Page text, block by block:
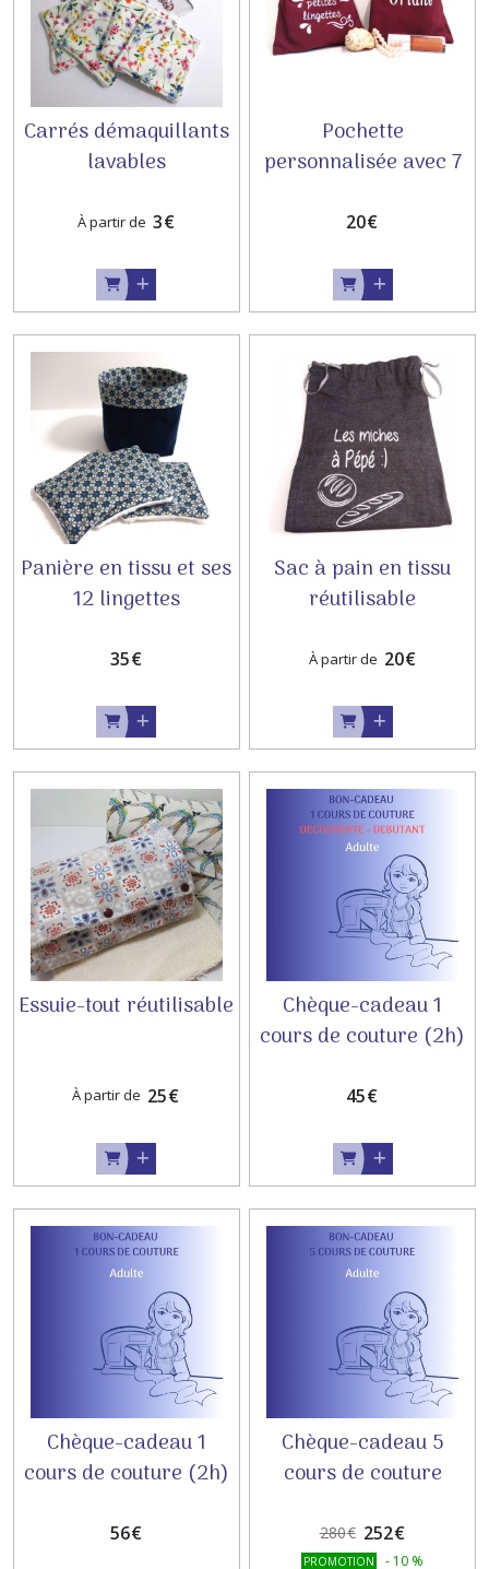
Carrés démaquillants
lavables
À partir de 3€
Pochette
personnalisée avec 7
démaquillantes
20€
Panière en tissu et ses
12 lingettes
lavables
35€
Sac à pain en tissu
réutilisable
À partir de 20€
Essuie-tout réutilisable
À partir de 25€
Chèque-cadeau 1
cours de couture (2h)
DEBUTANT
45€
Chèque-cadeau 1
cours de couture (2h)
56€
Chèque-cadeau 5
cours de couture
280€ 252€
PROMOTION - 10 %